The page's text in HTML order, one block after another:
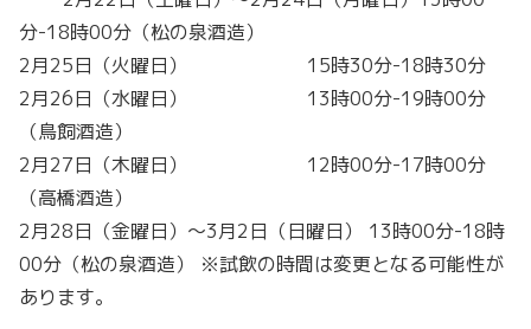
分-18時00分（松の泉酒造）
2月25日（火曜日） 15時30分-18時30分
2月26日（水曜日） 13時00分-19時00分
（鳥飼酒造）
2月27日（木曜日） 12時00分-17時00分
（高橋酒造）
2月28日（金曜日）～3月2日（日曜日） 13時00分-18時
00分（松の泉酒造） ※試飲の時間は変更となる可能性が
あります。